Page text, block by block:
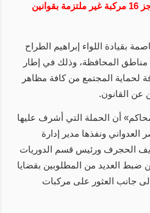
تحرير 155 مخالفة متنوعة وحجز 16 مركبة غير ملتزمة بقوانين
بقيادة اللواء إبراهيم الطراح
المحافظة، وذلك في إطار
لحماية المجتمع من كافة مظاهر
عن القانون.
أن الحملة التي أشرف عليها
العدواني ونفذها مدير إدارة
الحجرف ورئيس قسم الدوريات
ضبط العديد من المطلوبين بقضايا
جانب العثور على مركبات